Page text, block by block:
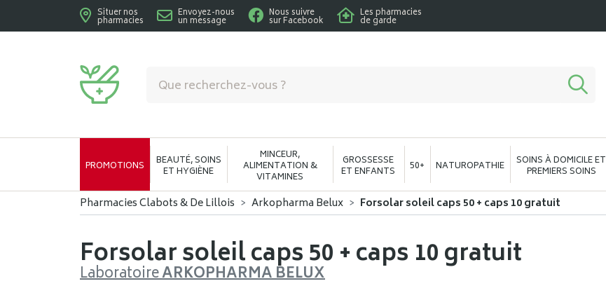
Situer nos
pharmacies
Envoyez-nous
un message
Nous suivre
sur Facebook
Les pharmacies
de garde
PROMOTIONS BEAUTÉ, SOINS
ET HYGIÈNE
MINCEUR,
ALIMENTATION &
VITAMINES
GROSSESSE
ET ENFANTS 50+ NATUROPATHIE SOINS À DOMICILE ET
PREMIERS SOINS
Pharmacies Clabots & De Lillois Arkopharma Belux Forsolar soleil caps 50 + caps 10 gratuit
Forsolar soleil caps 50 + caps 10 gratuit
LaboratoireARKOPHARMA BELUX